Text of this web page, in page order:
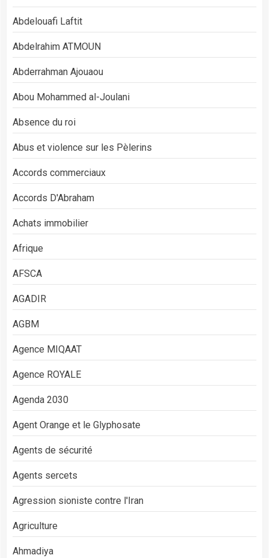
Abdelouafi Laftit
Abdelrahim ATMOUN
Abderrahman Ajouaou
Abou Mohammed al-Joulani
Absence du roi
Abus et violence sur les Pèlerins
Accords commerciaux
Accords D'Abraham
Achats immobilier
Afrique
AFSCA
AGADIR
AGBM
Agence MIQAAT
Agence ROYALE
Agenda 2030
Agent Orange et le Glyphosate
Agents de sécurité
Agents sercets
Agression sioniste contre l'Iran
Agriculture
Ahmadiya